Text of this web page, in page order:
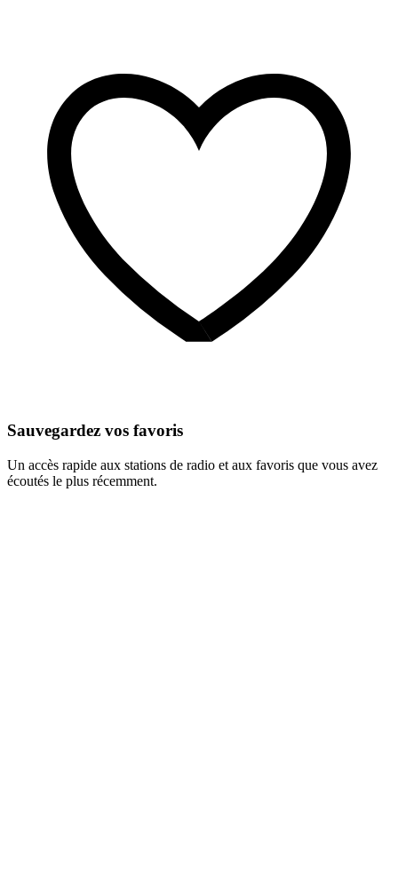
Sauvegardez vos favoris
Un accès rapide aux stations de radio et aux favoris que vous avez
écoutés le plus récemment.